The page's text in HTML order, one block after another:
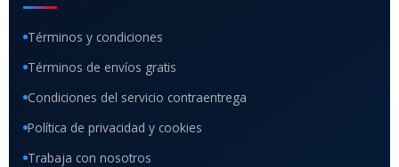
Términos y condiciones
Términos de envíos gratis
Condiciones del servicio contraentrega
Política de privacidad y cookies
Trabaja con nosotros